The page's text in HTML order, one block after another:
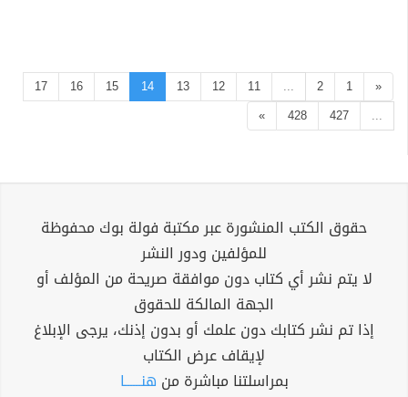
«
1
2
...
11
12
13
14
15
16
17
...
427
428
»
حقوق الكتب المنشورة عبر مكتبة فولة بوك محفوظة
للمؤلفين ودور النشر
لا يتم نشر أي كتاب دون موافقة صريحة من المؤلف أو
الجهة المالكة للحقوق
إذا تم نشر كتابك دون علمك أو بدون إذنك، يرجى الإبلاغ
لإيقاف عرض الكتاب
بمراسلتنا مباشرة من هنــــــا